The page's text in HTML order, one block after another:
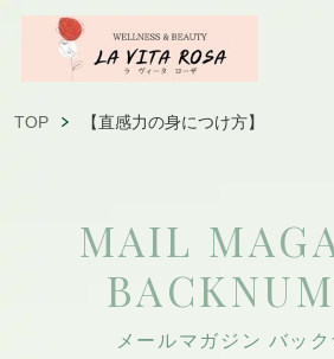
TOP 【直感力の身につけ方】
MAIL
メールマガジン バッ